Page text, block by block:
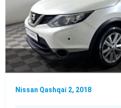
Nissan Qashqai 2, 2018